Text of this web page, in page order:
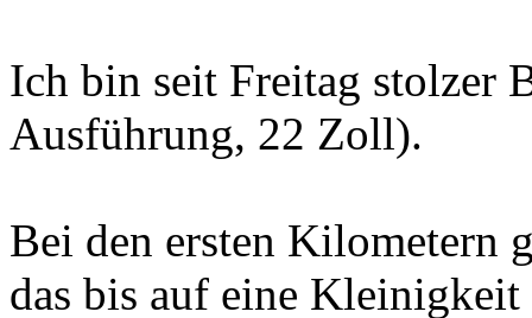
Ich bin seit Freitag stolzer
Ausführung, 22 Zoll).
Bei den ersten Kilometern
das bis auf eine